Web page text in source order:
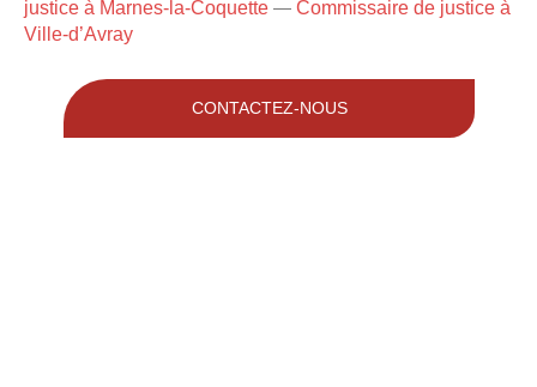
justice à Marnes-la-Coquette — Commissaire de justice à
Ville-d’Avray
CONTACTEZ-NOUS